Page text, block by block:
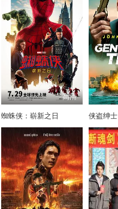
高清
蜘蛛侠：崭新之日 侠盗绅士